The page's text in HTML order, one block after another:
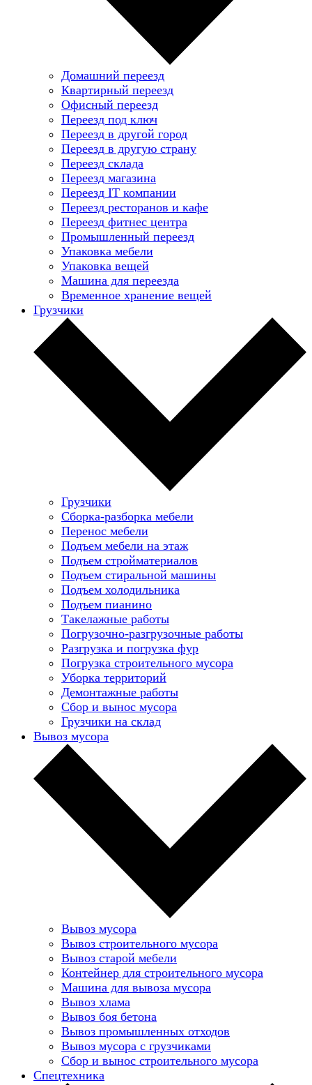
Домашний переезд
Квартирный переезд
Офисный переезд
Переезд под ключ
Переезд в другой город
Переезд в другую страну
Переезд склада
Переезд магазина
Переезд IT компании
Переезд ресторанов и кафе
Переезд фитнес центра
Промышленный переезд
Упаковка мебели
Упаковка вещей
Машина для переезда
Временное хранение вещей
Грузчики
Грузчики
Сборка-разборка мебели
Перенос мебели
Подъем мебели на этаж
Подъем стройматериалов
Подъем стиральной машины
Подъем холодильника
Подъем пианино
Такелажные работы
Погрузочно-разгрузочные работы
Разгрузка и погрузка фур
Погрузка строительного мусора
Уборка территорий
Демонтажные работы
Сбор и вынос мусора
Грузчики на склад
Вывоз мусора
Вывоз мусора
Вывоз строительного мусора
Вывоз старой мебели
Контейнер для строительного мусора
Машина для вывоза мусора
Вывоз хлама
Вывоз боя бетона
Вывоз промышленных отходов
Вывоз мусора с грузчиками
Сбор и вынос строительного мусора
Спецтехника